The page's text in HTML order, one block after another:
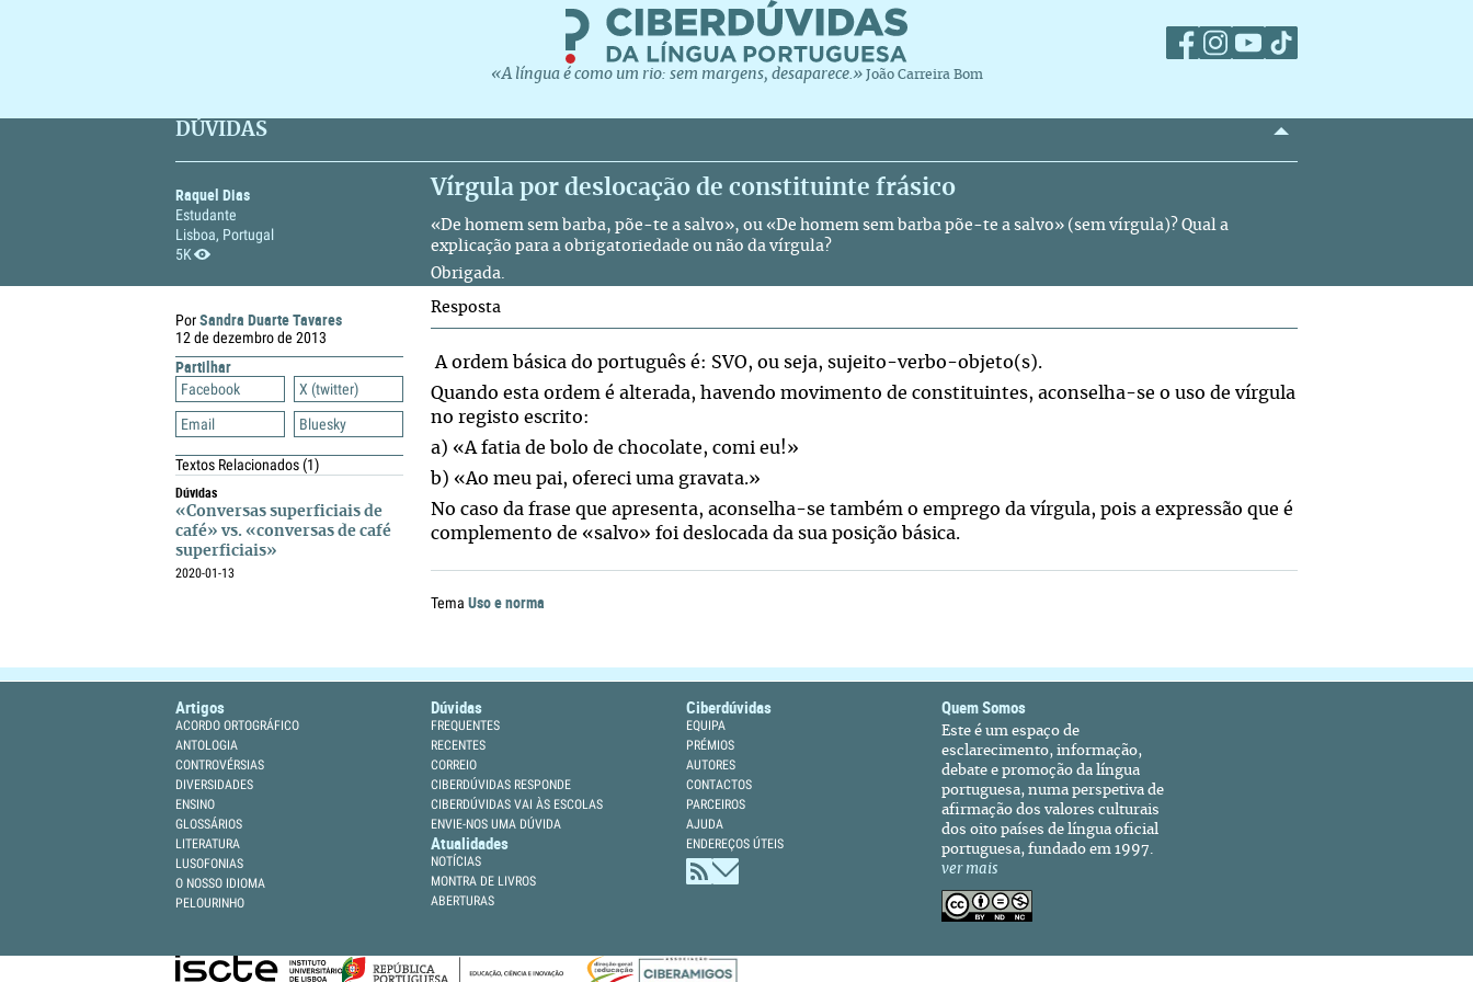
«A língua é como um rio: sem margens, desaparece.» João Carreira Bom
DÚVIDAS
Raquel Dias
Estudante
Lisboa, Portugal
5K
Vírgula por deslocação de constituinte frásico
«De homem sem barba, põe-te a salvo», ou «De homem sem barba põe-te a salvo» (sem vírgula)? Qual a
explicação para a obrigatoriedade ou não da vírgula?
Obrigada.
PorSandra Duarte Tavares
12 de dezembro de 2013
Partilhar
Facebook
X (twitter)
Email
Bluesky
Textos Relacionados(1)
Dúvidas
«Conversas superficiais de
café» vs. «conversas de café
superficiais»
2020-01-13
Resposta
A ordem básica do português é: SVO, ou seja, sujeito-verbo-objeto(s).
Quando esta ordem é alterada, havendo movimento de constituintes, aconselha-se o uso de vírgula
no registo escrito:
a) «A fatia de bolo de chocolate, comi eu!»
b) «Ao meu pai, ofereci uma gravata.»
No caso da frase que apresenta, aconselha-se também o emprego da vírgula, pois a expressão que é
complemento de «salvo» foi deslocada da sua posição básica.
Tema Uso e norma
Artigos
ACORDO ORTOGRÁFICO
ANTOLOGIA
CONTROVÉRSIAS
DIVERSIDADES
ENSINO
GLOSSÁRIOS
LITERATURA
LUSOFONIAS
O NOSSO IDIOMA
PELOURINHO
Dúvidas
FREQUENTES
RECENTES
CORREIO
CIBERDÚVIDAS RESPONDE
CIBERDÚVIDAS VAI ÀS ESCOLAS
ENVIE-NOS UMA DÚVIDA
Atualidades
NOTÍCIAS
MONTRA DE LIVROS
ABERTURAS
Ciberdúvidas
EQUIPA
PRÉMIOS
AUTORES
CONTACTOS
PARCEIROS
AJUDA
ENDEREÇOS ÚTEIS
Quem Somos
Este é um espaço de
esclarecimento, informação,
debate e promoção da língua
portuguesa, numa perspetiva de
afirmação dos valores culturais
dos oito países de língua oficial
portuguesa, fundado em 1997.
ver mais